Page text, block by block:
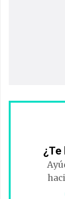
¿Te